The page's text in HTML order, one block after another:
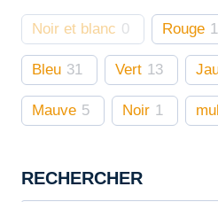
Noir et blanc 0 Rouge
Bleu 31 Vert 13
Mauve 5 Noir 1
RECHERCHER